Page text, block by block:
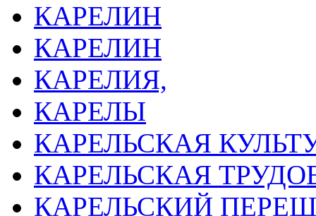
КАРЕЛИН
КАРЕЛИН
КАРЕЛИЯ,
КАРЕЛЫ
КАРЕЛЬСКАЯ
КАРЕЛЬСКАЯ
КАРЕЛЬСКИЙ